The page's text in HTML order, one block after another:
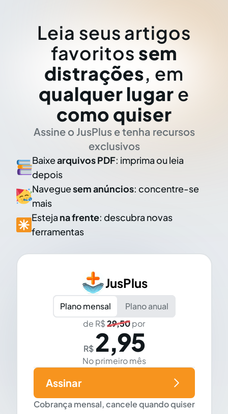
Leia seus artigos
favoritos sem
distrações, em
qualquer lugar e
como quiser
Assine o JusPlus e tenha recursos
exclusivos
Baixearquivos PDF: imprima ou leia
depois
Naveguesem anúncios: concentre-se
mais
Esteja na frente: descubra novas
ferramentas
JusPlus
Plano mensal
Plano anual
de R$29,50por
R$ 2,95
No primeiro mês
Cobrança mensal, cancele quando quiser
Assinar